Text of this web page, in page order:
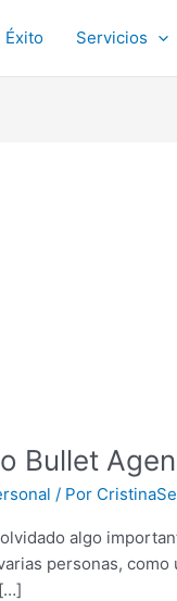
Éxito Servicios
Bullet
/ Por
algo
personas,